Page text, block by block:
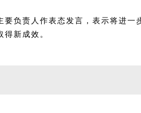
要负责人作表态发言，表示将进
得新成效。